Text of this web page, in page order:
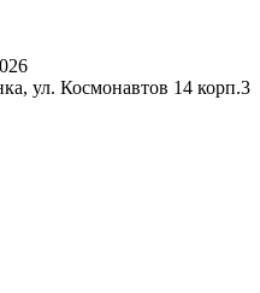
ул. Космонавтов 14 корп.3